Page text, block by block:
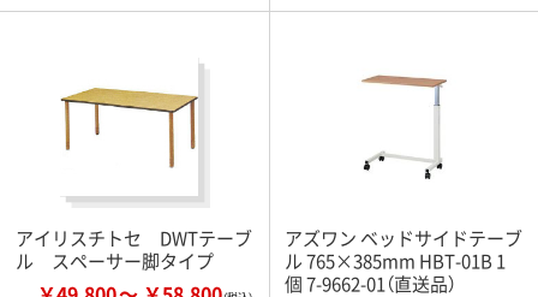
アイリスチトセ DWTテーブ
ル スペーサー脚タイプ
アズワン ベッドサイドテーブ
ル 765×385mm HBT-01B 1
個 7-9662-01（直送品）